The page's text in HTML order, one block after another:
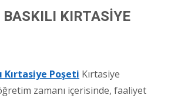
KIRTASİYE
ı Kırtasiye Poşeti Kırtasiye
zamanı içerisinde, faaliyet